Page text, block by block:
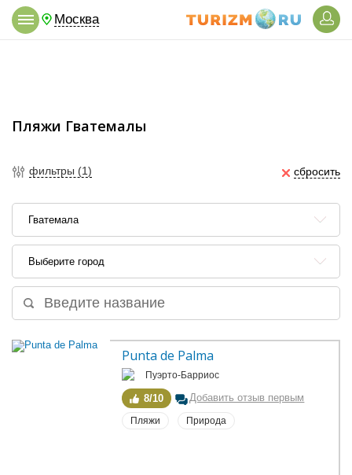
Москва
Пляжи Гватемалы
фильтры (1) сбросить
Гватемала
Выберите город
Punta de Palma
Пуэрто-Барриос
8/10 Добавить отзыв первым
Пляжи Природа